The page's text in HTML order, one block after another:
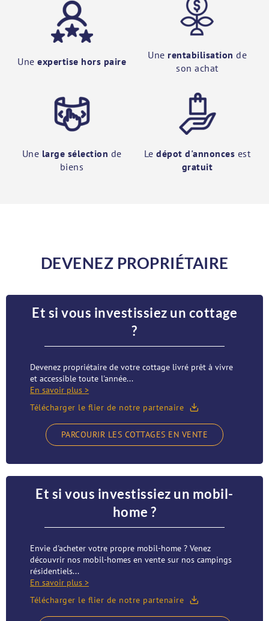
Une expertise hors paire
Une rentabilisation de
son achat
Une large sélection de
biens
Ledépot d'annonces est
gratuit
DEVENEZ PROPRIÉTAIRE
Et si vous investissiez un cottage
?
Devenez propriétaire de votre cottage livré prêt à vivre
et accessible toute l'année...
En savoir plus >
Télécharger le flier de notre partenaire
PARCOURIR LES COTTAGES EN VENTE
Et si vous investissiez un mobil-
home ?
Envie d'acheter votre propre mobil-home ? Venez
découvrir nos mobil-homes en vente sur nos campings
résidentiels...
En savoir plus >
Télécharger le flier de notre partenaire